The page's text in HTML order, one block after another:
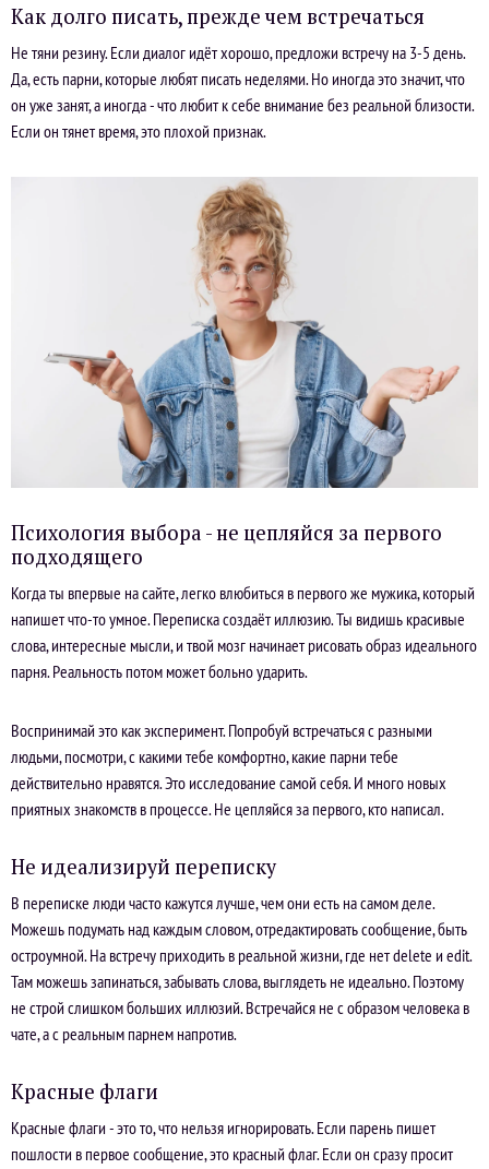
Как долго писать, прежде чем встречаться
Не тяни резину. Если диалог идёт хорошо, предложи встречу на 3-5 день.
Да, есть парни, которые любят писать неделями. Но иногда это значит, что
он уже занят, а иногда - что любит к себе внимание без реальной близости.
Если он тянет время, это плохой признак.
Психология выбора - не цепляйся за первого
подходящего
Когда ты впервые на сайте, легко влюбиться в первого же мужика, который
напишет что-то умное. Переписка создаёт иллюзию. Ты видишь красивые
слова, интересные мысли, и твой мозг начинает рисовать образ идеального
парня. Реальность потом может больно ударить.
Воспринимай это как эксперимент. Попробуй встречаться с разными
людьми, посмотри, с какими тебе комфортно, какие парни тебе
действительно нравятся. Это исследование самой себя. И много новых
приятных знакомств в процессе. Не цепляйся за первого, кто написал.
Не идеализируй переписку
В переписке люди часто кажутся лучше, чем они есть на самом деле.
Можешь подумать над каждым словом, отредактировать сообщение, быть
остроумной. На встречу приходить в реальной жизни, где нет delete и edit.
Там можешь запинаться, забывать слова, выглядеть не идеально. Поэтому
не строй слишком больших иллюзий. Встречайся не с образом человека в
чате, а с реальным парнем напротив.
Красные флаги
Красные флаги - это то, что нельзя игнорировать. Если парень пишет
пошлости в первое сообщение, это красный флаг. Если он сразу просит